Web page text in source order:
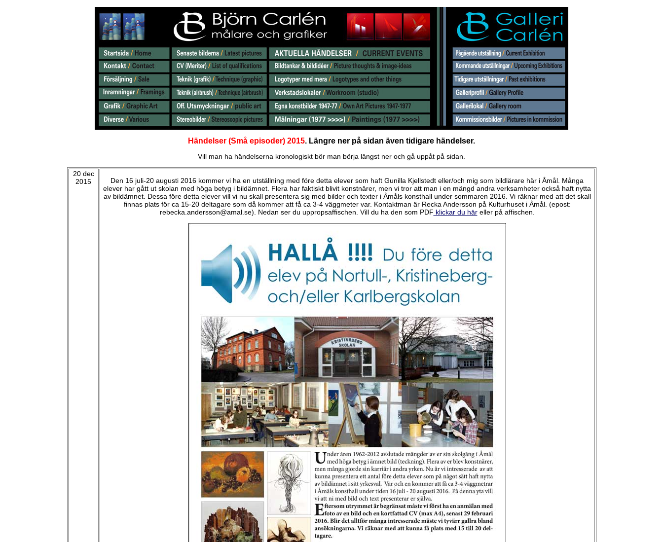
Händelser (Små episoder) 2015. Längre ner på sidan även tidigare händelser.
Vill man ha händelserna kronologiskt bör man börja längst ner och gå uppåt på sidan.
20 dec
2015
Den 16 juli-20 augusti 2016 kommer vi ha en utställning med före detta elever som haft Gunilla Kjellstedt eller/och mig som bildlärare här i Åmål. Många
elever har gått ut skolan med höga betyg i bildämnet. Flera har faktiskt blivit konstnärer, men vi tror att man i en mängd andra verksamheter också haft nytta
av bildämnet. Dessa före detta elever vill vi nu skall presentera sig med bilder och texter i Åmåls konsthall under sommaren 2016. Vi räknar med att det skall
finnas plats för ca 15-20 deltagare som då kommer att få ca 3-4 väggmeter var. Kontaktman är Recka Andersson på Kulturhuset i Åmål. (epost:
rebecka.andersson@amal.se). Nedan ser du uppropsaffischen. Vill du ha den som PDF klickar du häreller på affischen.